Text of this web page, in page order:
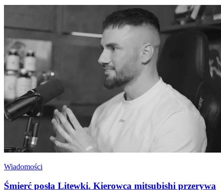
Wiadomości
Śmierć posła Litewki. Kierowca mitsubishi przerywa